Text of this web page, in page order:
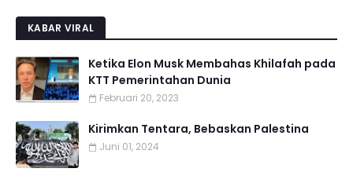
KABAR VIRAL
Ketika Elon Musk Membahas Khilafah pada
KTT Pemerintahan Dunia
Februari 20, 2023
Kirimkan Tentara, Bebaskan Palestina
Juni 01, 2024